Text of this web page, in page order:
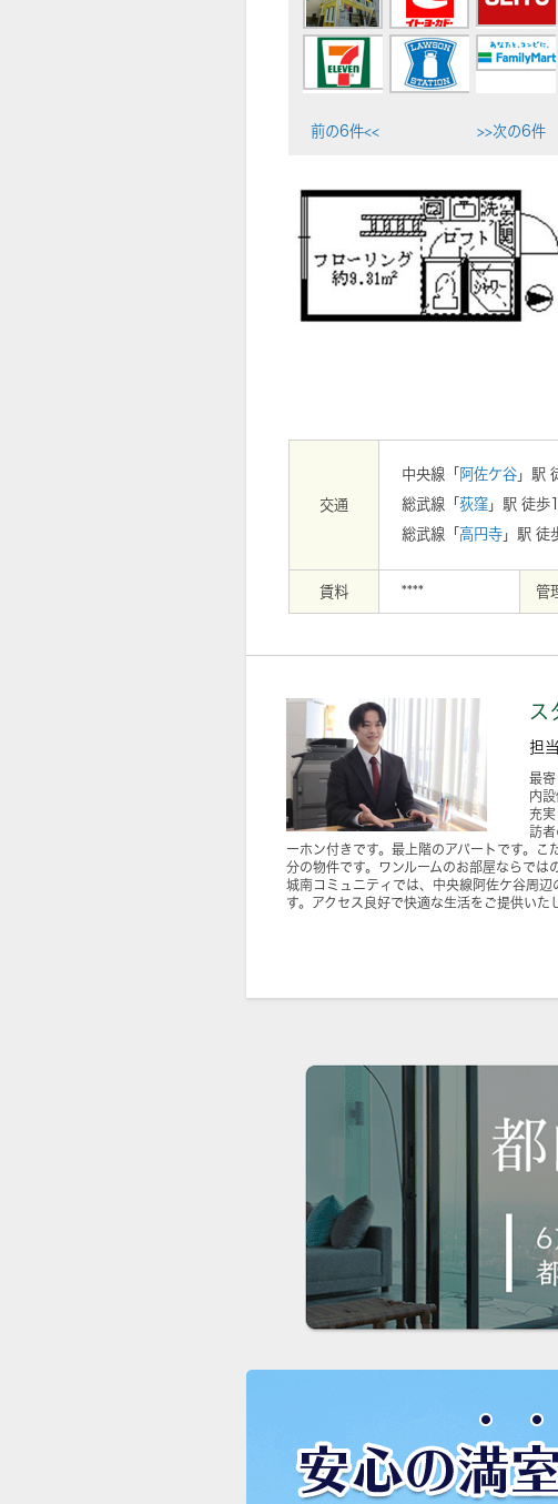
前の6件<< >>次の6件
【周辺】天沼一丁目児童遊園まで500m
交通
中央線「 阿佐ケ谷 」駅
総武線「 荻窪 」駅 徒歩
総武線「 高円寺 」駅 徒
賃料 **** 管
ス
担
最
内
充実
訪者
ーホン付きです。最上階のアパートです。こ
分の物件です。ワンルームのお部屋ならで
城南コミュニティでは、中央線阿佐ケ谷周
す。アクセス良好で快適な生活をご提供いた